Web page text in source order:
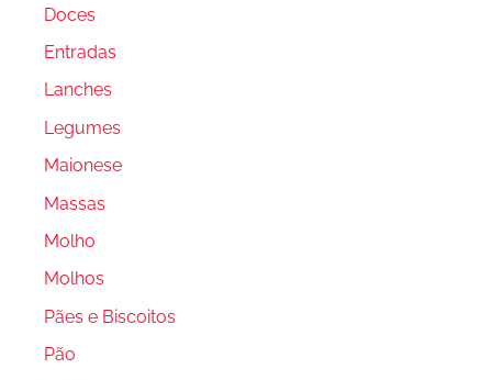
Doces
Entradas
Lanches
Legumes
Maionese
Massas
Molho
Molhos
Pães e Biscoitos
Pão